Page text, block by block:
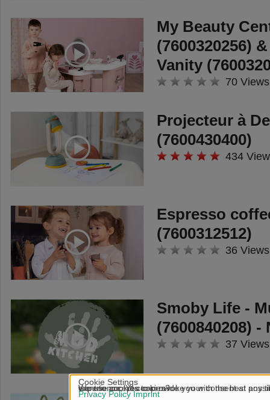
My Beauty
(7600320256)
Vanity
70 Views
Projecteur à
(7600430400)
434
Espresso
(7600312512)
36 Views
Smoby Life -
(7600840208)
37 Views